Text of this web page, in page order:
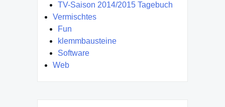
TV-Saison 2014/2015 Tagebuch
Vermischtes
Fun
klemmbausteine
Software
Web